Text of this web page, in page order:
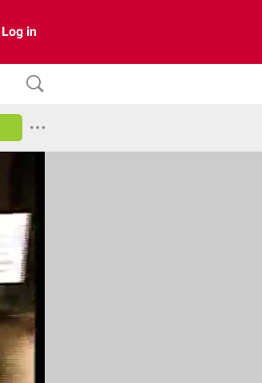
Log in